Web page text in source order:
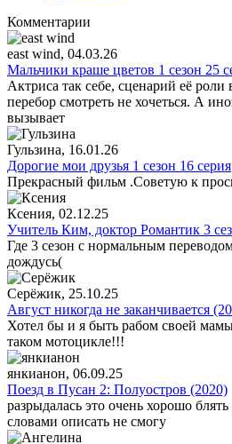
Комментарии
east wind, 04.03.26
Мальчики краше цветов 1 сезон 25
Актриса так себе, сценарий её
перебор смотреть не хочеться. А
вызывает
Гульзина, 16.01.26
Дорогие мои друзья 1 сезон 16 серия
Прекрасный фильм .Советую к
Ксения, 02.12.25
Учитель Ким, доктор Романтик 3
Где 3 сезон с нормальным
дождусь(
Серёжик, 25.10.25
Август никогда не заканчивается
Хотел бы и я быть рабом своей
таком мотоцикле!!!
янкианон, 06.09.25
Поезд в Пусан 2: Полуостров (2020)
разрыдалась это очень хорошо
словами описать не смогу